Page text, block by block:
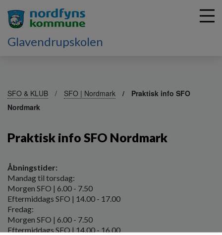
Glavendrupskolen
SFO & KLUB SFO | Nordmark
Praktisk info SFO
Nordmark
Praktisk info SFO Nordmark
Åbningstider:
Mandag til torsdag:
Morgen SFO | 6.00 - 7.50
Eftermiddags SFO | 14.00 - 17.00
Fredag:
Morgen SFO | 6.00 - 7.50
Eftermiddags SFO | 14.00 - 16.00